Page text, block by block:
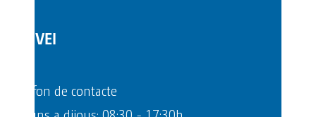
SERVEI
Telèfon de contacte